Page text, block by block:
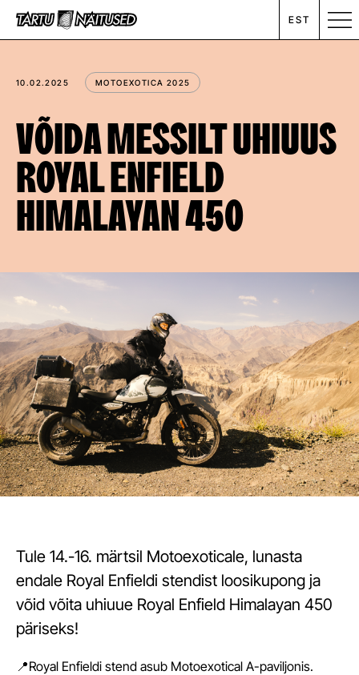
MESSIKALENDER
RENT
ETTEVÕTTEST
UUDISED
KONTAKT
EST
10.02.2025 MOTOEXOTICA 2025
VÕIDA MESSILT UHIUUS
ROYAL ENFIELD
HIMALAYAN 450
Tule 14.-16. märtsil Motoexoticale, lunasta
endale Royal Enfieldi stendist loosikupong ja
võid võita uhiuue Royal Enfield Himalayan 450
päriseks!
📍Royal Enfieldi stend asub Motoexotical A-paviljonis.